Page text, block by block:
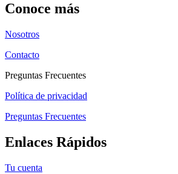
Conoce más
Nosotros
Contacto
Preguntas Frecuentes
Política de privacidad
Preguntas Frecuentes
Enlaces Rápidos
Tu cuenta